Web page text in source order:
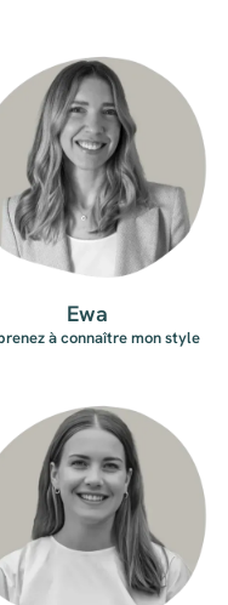
Ewa
à connaître mon style